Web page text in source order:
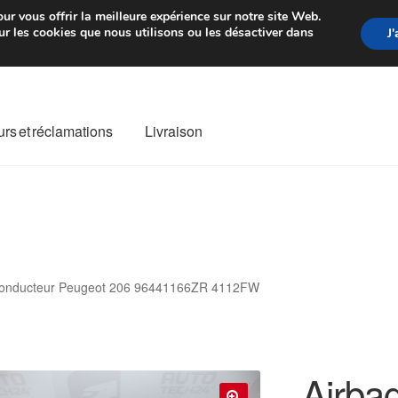
de 7 EUR Du lundi au
et réclamations Livraison
Peugeot 206 96441166ZR 4112FW
vous offrir la meilleure expérience sur notre site Web.
les cookies que nous utilisons ou les désactiver dans